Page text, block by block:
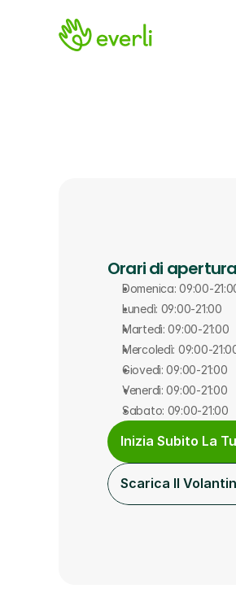
Orari di apertura
Domenica: 09:00-
Lunedì: 09:00-21:00
Martedì: 09:00-21:00
Mercoledì: 09:00-
Giovedì: 09:00-21:00
Venerdì: 09:00-21:00
Sabato: 09:00-21:00
Inizia Subito La
Scarica Il